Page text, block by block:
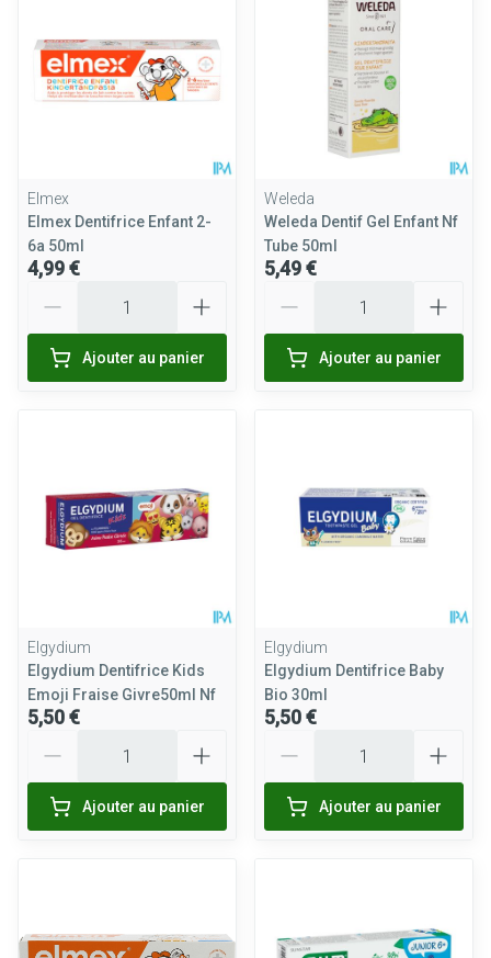
Elmex
Elmex Dentifrice Enfant 2-
6a 50ml
4,99 €
Ajouter au panier
Weleda
Weleda Dentif Gel Enfant Nf
Tube 50ml
5,49 €
Ajouter au panier
Elgydium
Elgydium Dentifrice Kids
Emoji Fraise Givre50ml Nf
5,50 €
Ajouter au panier
Elgydium
Elgydium Dentifrice Baby
Bio 30ml
5,50 €
Ajouter au panier